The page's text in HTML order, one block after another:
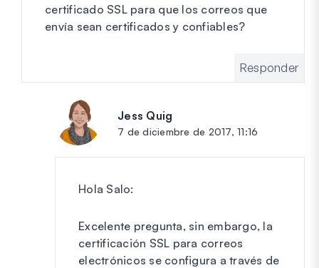
certificado SSL para que los correos que
envía sean certificados y confiables?
Responder
Jess Quig
7 de diciembre de 2017, 11:16
Hola Salo:
Excelente pregunta, sin embargo, la
certificación SSL para correos
electrónicos se configura a través de